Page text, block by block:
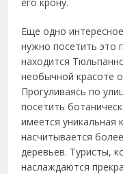
Еще одно
нужно посетить это
находится
необычной красоте
Прогуливаясь по
посетить
имеется уникальная
насчитывается
деревьев. Туристы,
наслаждаются